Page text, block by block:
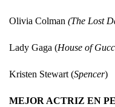
Olivia Colman (The Lost
Lady Gaga (House of
Kristen Stewart (Spencer)
MEJOR ACTRIZ EN